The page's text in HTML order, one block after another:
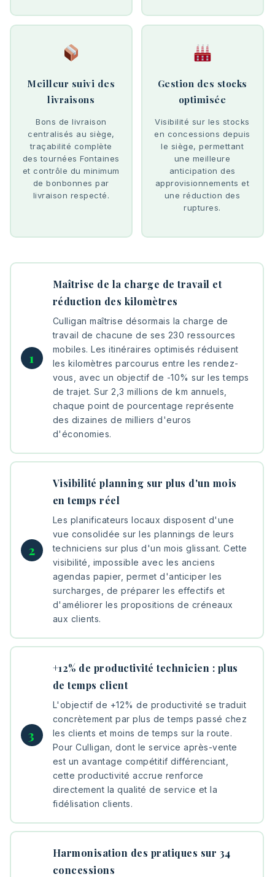
Meilleur suivi des
livraisons
Bons de livraison
centralisés au siège,
traçabilité complète
des tournées Fontaines
et contrôle du minimum
de bonbonnes par
livraison respecté.
Gestion des stocks
optimisée
Visibilité sur les stocks
en concessions depuis
le siège, permettant
une meilleure
anticipation des
approvisionnements et
une réduction des
ruptures.
Maîtrise de la charge de travail et
réduction des kilomètres
Culligan maîtrise désormais la charge de
travail de chacune de ses 230 ressources
mobiles. Les itinéraires optimisés réduisent
les kilomètres parcourus entre les rendez-
vous, avec un objectif de -10% sur les temps
de trajet. Sur 2,3 millions de km annuels,
chaque point de pourcentage représente
des dizaines de milliers d'euros
d'économies.
Visibilité planning sur plus d'un mois
en temps réel
Les planificateurs locaux disposent d'une
vue consolidée sur les plannings de leurs
techniciens sur plus d'un mois glissant. Cette
visibilité, impossible avec les anciens
agendas papier, permet d'anticiper les
surcharges, de préparer les effectifs et
d'améliorer les propositions de créneaux
aux clients.
+12% de productivité technicien : plus
de temps client
L'objectif de +12% de productivité se traduit
concrètement par plus de temps passé chez
les clients et moins de temps sur la route.
Pour Culligan, dont le service après-vente
est un avantage compétitif différenciant,
cette productivité accrue renforce
directement la qualité de service et la
fidélisation clients.
Harmonisation des pratiques sur 34
concessions